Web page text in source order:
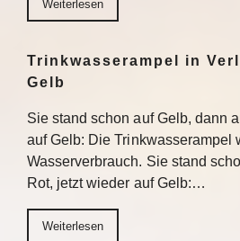
Weiterlesen
Trinkwasserampel in
Gelb
Sie stand schon auf Gelb, dann
auf Gelb: Die Trinkwasserampel
Wasserverbrauch. Sie stand
Rot, jetzt wieder auf Gelb:…
Weiterlesen